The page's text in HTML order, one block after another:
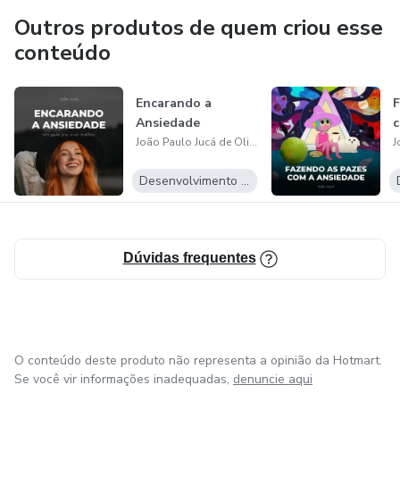
Outros produtos de quem criou esse
conteúdo
Encarando a
Ansiedade
João Paulo Jucá de Oliveira
Desenvolvimento Pessoal
Dúvidas frequentes
O conteúdo deste produto não representa a opinião da Hotmart.
Se você vir informações inadequadas, denuncie aqui